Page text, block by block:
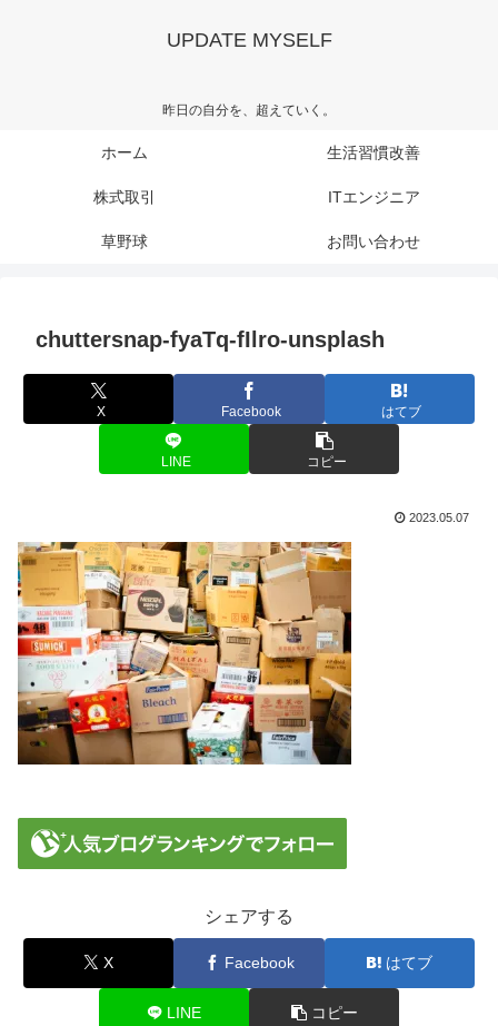
UPDATE MYSELF
昨日の自分を、超えていく。
ホーム 生活習慣改善
株式取引 ITエンジニア
草野球 お問い合わせ
chuttersnap-fyaTq-fIlro-unsplash
X Facebook はてブ
LINE コピー
2023.05.07
シェアする
X Facebook はてブ
LINE コピー